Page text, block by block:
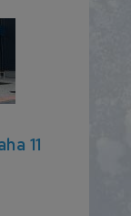
11